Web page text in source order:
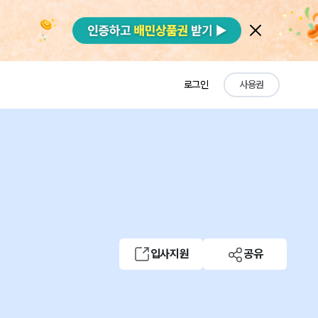
로그인 사용권
입사지원 공유